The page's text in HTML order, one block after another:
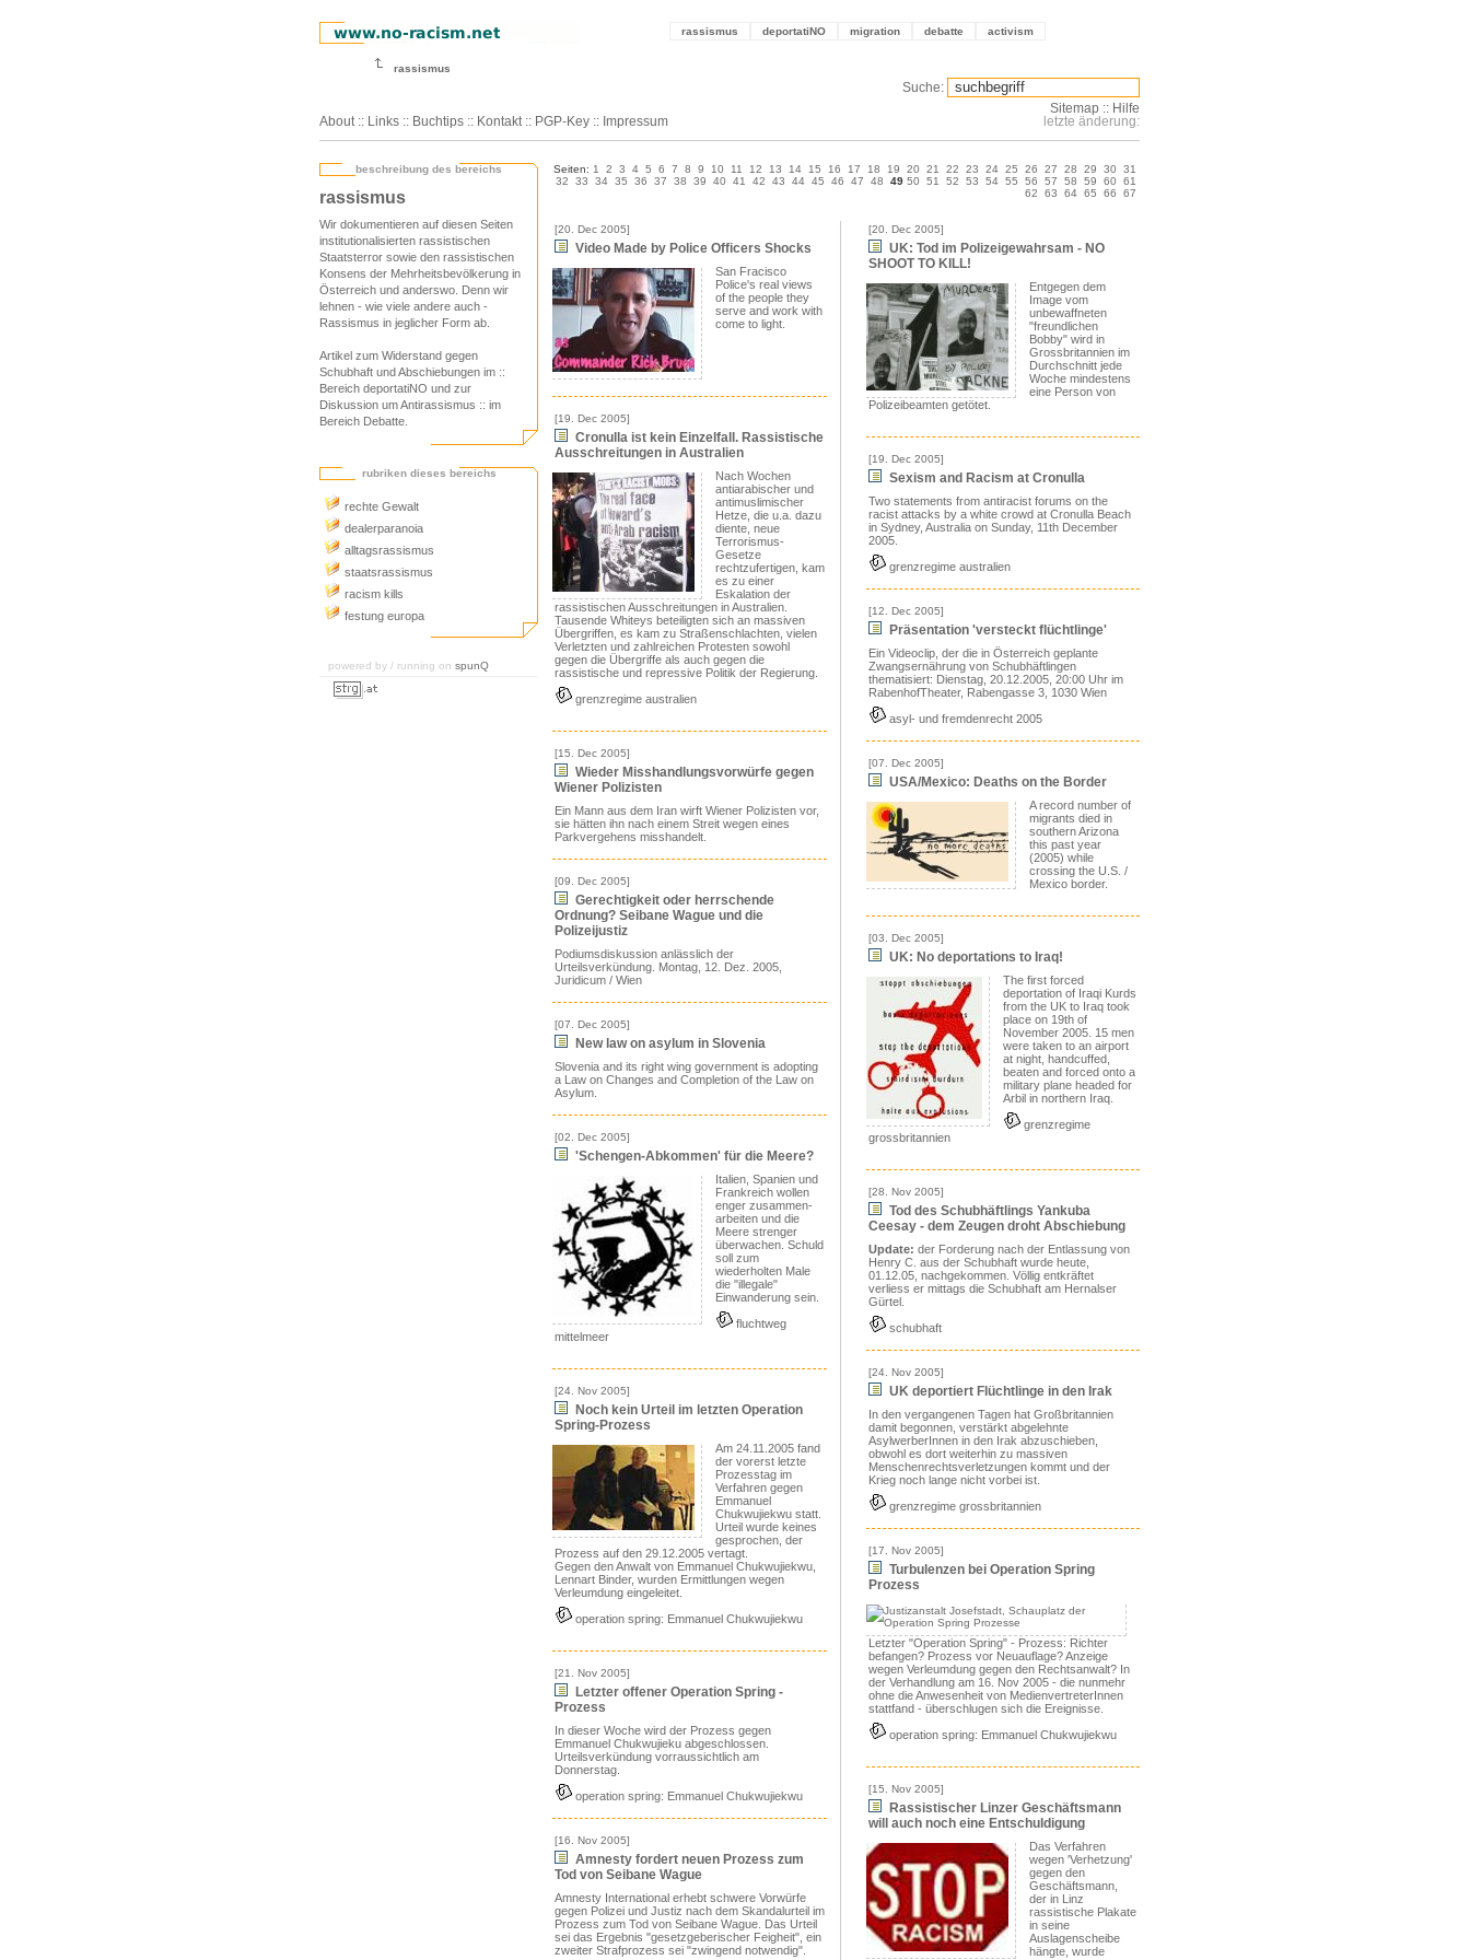
rassismus deportatiNO migration debatte activism
rassismus
About :: Links :: Buchtips :: Kontakt :: PGP-Key :: Impressum
Suche:
Sitemap :: Hilfe
letzte änderung:
beschreibung des bereichs
rassismus
Wir dokumentieren auf diesen Seiten
institutionalisierten rassistischen
Staatsterror sowie den rassistischen
Konsens der Mehrheitsbevölkerung in
Österreich und anderswo. Denn wir
lehnen - wie viele andere auch -
Rassismus in jeglicher Form ab.
Artikel zum Widerstand gegen
Schubhaft und Abschiebungen im ::
Bereich deportatiNO und zur
Diskussion um Antirassismus :: im
Bereich Debatte
rubriken dieses bereichs
rechte Gewalt
dealerparanoia
alltagsrassismus
staatsrassismus
racism kills
festung europa
powered by / running on spunQ
Seiten: 1 2 3 4 5 6 7 8 9 10 11 12 13 14 15 16 17 18 19 20 21 22 23 24 25 26 27 28 29 30
31
32
33 34 35 36 37 38 39 40 41 42 43 44 45 46 47 48 49 50 51 52 53 54 55 56 57 58 59 60
61
62
63 64 65 66 67
[20. Dec 2005]
Video Made by Police Officers Shocks
San Fracisco
Police's real views
of the people they
serve and work with
come to light.
[19. Dec 2005]
Cronulla ist kein Einzelfall. Rassistische
Ausschreitungen in Australien
Nach Wochen
antiarabischer und
antimuslimischer
Hetze, die u.a. dazu
diente, neue
Terrorismus-
Gesetze
rechtzufertigen, kam
es zu einer
Eskalation der
rassistischen Ausschreitungen in Australien.
Tausende Whiteys beteiligten sich an massiven
Übergriffen, es kam zu Straßenschlachten, vielen
Verletzten und zahlreichen Protesten sowohl
gegen die Übergriffe als auch gegen die
rassistische und repressive Politik der Regierung.
grenzregime australien
[15. Dec 2005]
Wieder Misshandlungsvorwürfe gegen
Wiener Polizisten
Ein Mann aus dem Iran wirft Wiener Polizisten vor,
sie hätten ihn nach einem Streit wegen eines
Parkvergehens misshandelt.
[09. Dec 2005]
Gerechtigkeit oder herrschende
Ordnung? Seibane Wague und die
Polizeijustiz
Podiumsdiskussion anlässlich der
Urteilsverkündung. Montag, 12. Dez. 2005,
Juridicum / Wien
[07. Dec 2005]
New law on asylum in Slovenia
Slovenia and its right wing government is adopting
a Law on Changes and Completion of the Law on
Asylum.
[02. Dec 2005]
'Schengen-Abkommen' für die Meere?
Italien, Spanien und
Frankreich wollen
enger zusammen-
arbeiten und die
Meere strenger
überwachen. Schuld
soll zum
wiederholten Male
die "illegale"
Einwanderung sein.
fluchtweg
mittelmeer
[24. Nov 2005]
Noch kein Urteil im letzten Operation
Spring-Prozess
Am 24.11.2005 fand
der vorerst letzte
Prozesstag im
Verfahren gegen
Emmanuel
Chukwujiekwu statt.
Urteil wurde keines
gesprochen, der
Prozess auf den 29.12.2005 vertagt.
Gegen den Anwalt von Emmanuel Chukwujiekwu,
Lennart Binder, wurden Ermittlungen wegen
Verleumdung eingeleitet.
operation spring: Emmanuel Chukwujiekwu
[21. Nov 2005]
Letzter offener Operation Spring -
Prozess
In dieser Woche wird der Prozess gegen
Emmanuel Chukwujieku abgeschlossen.
Urteilsverkündung vorraussichtlich am
Donnerstag.
operation spring: Emmanuel Chukwujiekwu
[16. Nov 2005]
Amnesty fordert neuen Prozess zum
Tod von Seibane Wague
Amnesty International erhebt schwere Vorwürfe
gegen Polizei und Justiz nach dem Skandalurteil im
Prozess zum Tod von Seibane Wague. Das Urteil
sei das Ergebnis "gesetzgeberischer Feigheit", ein
zweiter Strafprozess sei "zwingend notwendig".
[20. Dec 2005]
UK: Tod im Polizeigewahrsam - NO
SHOOT TO KILL!
Entgegen dem
Image vom
unbewaffneten
"freundlichen
Bobby" wird in
Grossbritannien im
Durchschnitt jede
Woche mindestens
eine Person von
Polizeibeamten getötet.
[19. Dec 2005]
Sexism and Racism at Cronulla
Two statements from antiracist forums on the
racist attacks by a white crowd at Cronulla Beach
in Sydney, Australia on Sunday, 11th December
2005.
grenzregime australien
[12. Dec 2005]
Präsentation 'versteckt flüchtlinge'
Ein Videoclip, der die in Österreich geplante
Zwangsernährung von Schubhäftlingen
thematisiert: Dienstag, 20.12.2005, 20:00 Uhr im
RabenhofTheater, Rabengasse 3, 1030 Wien
asyl- und fremdenrecht 2005
[07. Dec 2005]
USA/Mexico: Deaths on the Border
A record number of
migrants died in
southern Arizona
this past year
(2005) while
crossing the U.S. /
Mexico border.
[03. Dec 2005]
UK: No deportations to Iraq!
The first forced
deportation of Iraqi Kurds
from the UK to Iraq took
place on 19th of
November 2005. 15 men
were taken to an airport
at night, handcuffed,
beaten and forced onto a
military plane headed for
Arbil in northern Iraq.
grenzregime
grossbritannien
[28. Nov 2005]
Tod des Schubhäftlings Yankuba
Ceesay - dem Zeugen droht Abschiebung
Update: der Forderung nach der Entlassung von
Henry C. aus der Schubhaft wurde heute,
01.12.05, nachgekommen. Völlig entkräftet
verliess er mittags die Schubhaft am Hernalser
Gürtel.
schubhaft
[24. Nov 2005]
UK deportiert Flüchtlinge in den Irak
In den vergangenen Tagen hat Großbritannien
damit begonnen, verstärkt abgelehnte
AsylwerberInnen in den Irak abzuschieben,
obwohl es dort weiterhin zu massiven
Menschenrechtsverletzungen kommt und der
Krieg noch lange nicht vorbei ist.
grenzregime grossbritannien
[17. Nov 2005]
Turbulenzen bei Operation Spring
Prozess
Letzter "Operation Spring" - Prozess: Richter
befangen? Prozess vor Neuauflage? Anzeige
wegen Verleumdung gegen den Rechtsanwalt? In
der Verhandlung am 16. Nov 2005 - die nunmehr
ohne die Anwesenheit von MedienvertreterInnen
stattfand - überschlugen sich die Ereignisse.
operation spring: Emmanuel Chukwujiekwu
[15. Nov 2005]
Rassistischer Linzer Geschäftsmann
will auch noch eine Entschuldigung
Das Verfahren
wegen 'Verhetzung'
gegen den
Geschäftsmann,
der in Linz
rassistische Plakate
in seine
Auslagenscheibe
hängte, wurde